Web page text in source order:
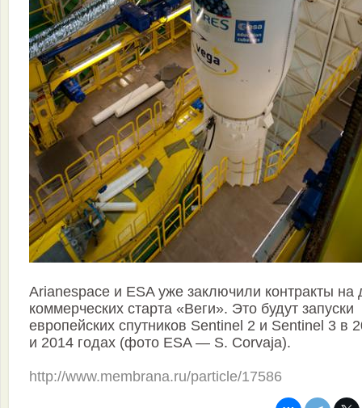
Arianespace и ESA уже заключили контракты на
коммерческих старта «Веги». Это будут запуски
европейских спутников Sentinel 2 и Sentinel 3 в
и 2014 годах (фото ESA — S. Corvaja).
http://www.membrana.ru/particle/17586